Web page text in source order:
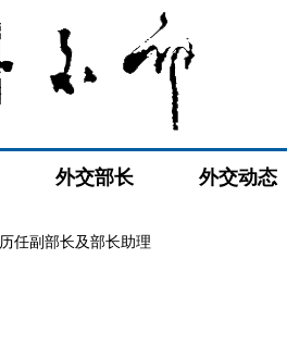
外交部长 外交动态
历任副部长及部长助理